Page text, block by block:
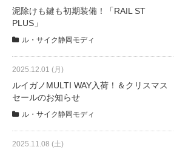
Norwayシリーズ
eVita
コンテンツ
店舗ブログ
泥除けも鍵も初期装備！「RAIL ST
PLUS」
ル・サイク静岡モディ
2025.12.01 (月)
ルイガノMULTI WAY入荷！＆クリスマス
セールのお知らせ
ル・サイク静岡モディ
2025.11.08 (土)